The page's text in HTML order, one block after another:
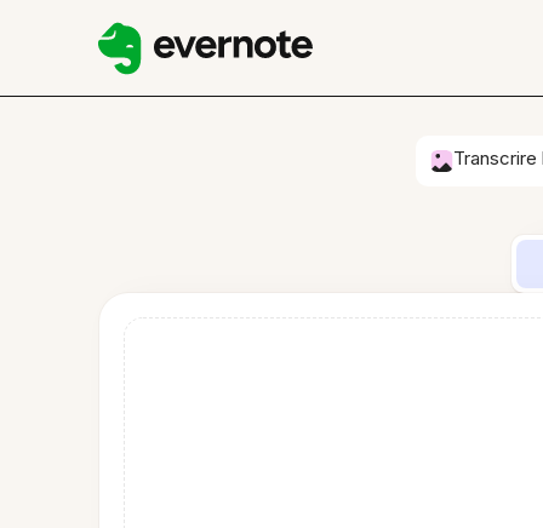
Transcrire